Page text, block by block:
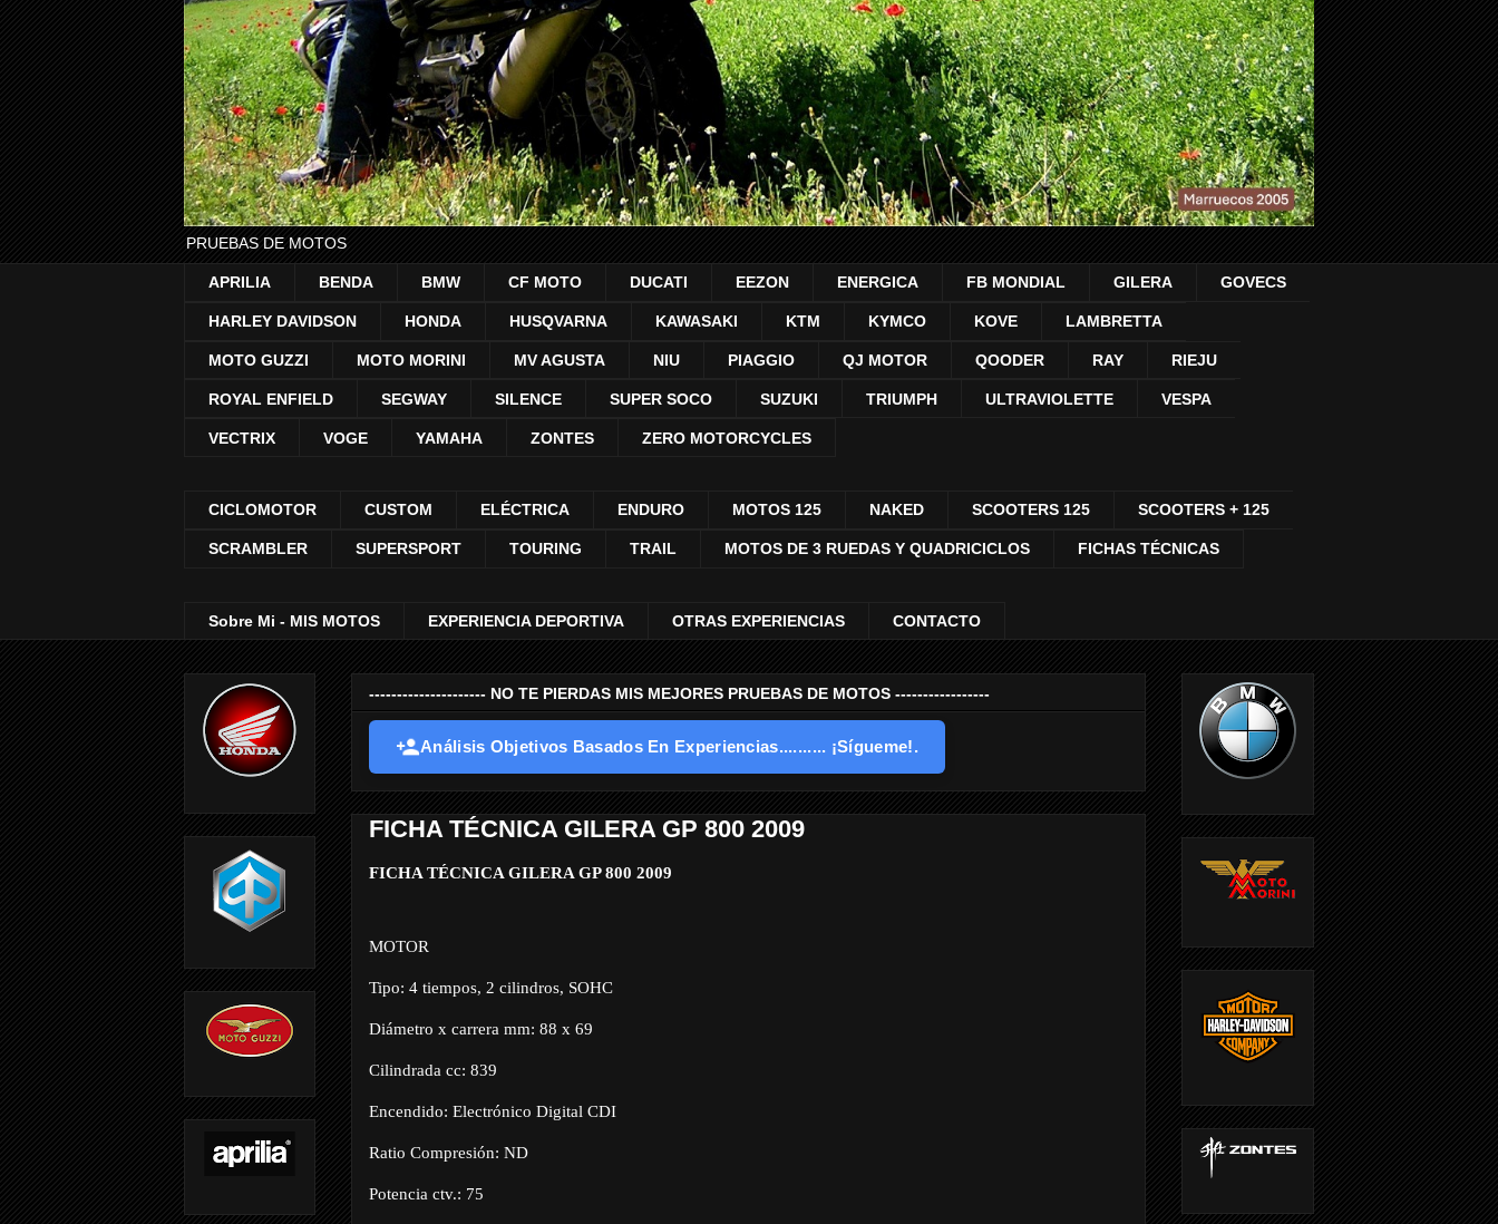
PRUEBAS DE MOTOS
APRILIA BENDA BMW CF MOTO DUCATI EEZON ENERGICA FB MONDIAL GILERA GOVECS
HARLEY DAVIDSON HONDA HUSQVARNA KAWASAKI KTM KYMCO KOVE LAMBRETTA
MOTO GUZZI MOTO MORINI MV AGUSTA NIU PIAGGIO QJ MOTOR QOODER RAY RIEJU
ROYAL ENFIELD SEGWAY SILENCE SUPER SOCO SUZUKI TRIUMPH ULTRAVIOLETTE VESPA
VECTRIX VOGE YAMAHA ZONTES ZERO MOTORCYCLES
CICLOMOTOR CUSTOM ELÉCTRICA ENDURO MOTOS 125 NAKED SCOOTERS 125 SCOOTERS + 125
SCRAMBLER SUPERSPORT TOURING TRAIL MOTOS DE 3 RUEDAS Y QUADRICICLOS FICHAS TÉCNICAS
Sobre Mi - MIS MOTOS EXPERIENCIA DEPORTIVA OTRAS EXPERIENCIAS CONTACTO
--------------------- NO TE PIERDAS MIS MEJORES PRUEBAS DE MOTOS -----------------
Análisis Objetivos Basados En Experiencias.......... ¡Sígueme!.
FICHA TÉCNICA GILERA GP 800 2009
FICHA TÉCNICA GILERA GP 800 2009
MOTOR
Tipo: 4 tiempos, 2 cilindros, SOHC
Diámetro x carrera mm: 88 x 69
Cilindrada cc: 839
Encendido: Electrónico Digital CDI
Ratio Compresión: ND
Potencia ctv.: 75